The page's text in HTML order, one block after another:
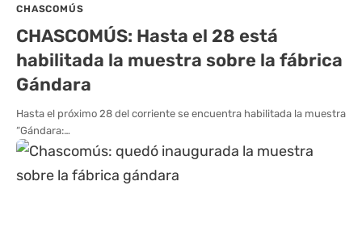
CHASCOMÚS
CHASCOMÚS: Hasta el 28 está
habilitada la muestra sobre la fábrica
Gándara
Hasta el próximo 28 del corriente se encuentra habilitada la muestra
“Gándara:…